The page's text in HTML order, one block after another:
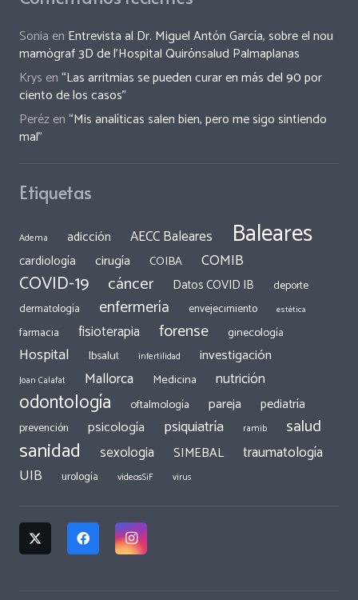
Sonia en Entrevista al Dr. Miguel Antón García, sobre el nou
mamògraf 3D de l’Hospital Quirónsalud Palmaplanas
Krys en“Las arritmias se pueden curar en más del 90 por
ciento de los casos”
Perézen“Mis analíticas salen bien, pero me sigo sintiendo
mal”
Etiquetas
Adema adicción AECC Baleares Baleares
cardiología cirugía COIBA COMIB
COVID-19 cáncer Datos COVID IB
deporte
dermatología
enfermería envejecimiento estética
farmacia fisioterapia forense ginecología
Hospital Ibsalut infertilidad investigación
Joan Calafat Mallorca Medicina nutrición
odontología oftalmología pareja pediatría
prevención psicología psiquiatría ramib salud
sanidad sexologia SIMEBAL traumatología
UIB urología videosSiF virus